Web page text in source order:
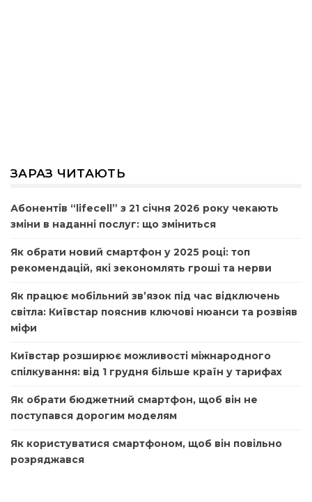
ЗАРАЗ ЧИТАЮТЬ
Абонентів “lifecell” з 21 січня 2026 року чекають
зміни в наданні послуг: що зміниться
Як обрати новий смартфон у 2025 році: топ
рекомендацій, які зекономлять гроші та нерви
Як працює мобільний зв’язок під час відключень
світла: Київстар пояснив ключові нюанси та розвіяв
міфи
Київстар розширює можливості міжнародного
спілкування: від 1 грудня більше країн у тарифах
Як обрати бюджетний смартфон, щоб він не
поступався дорогим моделям
Як користуватися смартфоном, щоб він повільно
розряджався